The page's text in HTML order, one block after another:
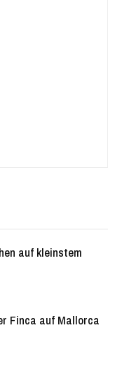
auf kleinstem
Finca auf Mallorca